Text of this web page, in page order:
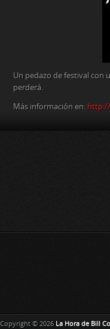
Un pedazo de festival con
perderá.
Más información en:
Copyright © 2026 La Hora de Bill